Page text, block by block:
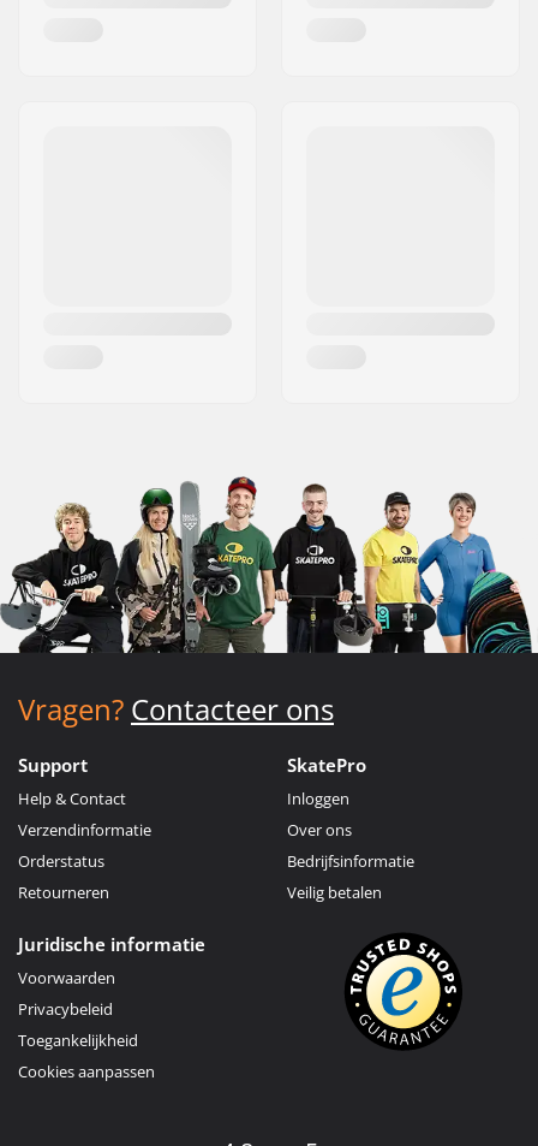
Vragen? Contacteer ons
Support
Help & Contact
Verzendinformatie
Orderstatus
Retourneren
SkatePro
Inloggen
Over ons
Bedrijfsinformatie
Veilig betalen
Juridische informatie
Voorwaarden
Privacybeleid
Toegankelijkheid
Cookies aanpassen